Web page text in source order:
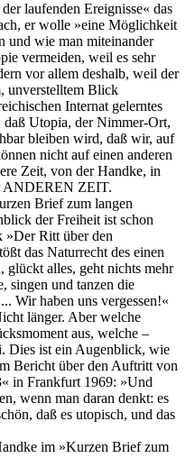
laufenden Ereignisse« das
er wolle »eine Möglichkeit
und wie man miteinander
vermeiden, weil es sehr
vor allem deshalb, weil der
unverstelltem Blick
Internat gelerntes
daß Utopia, der Nimmer-Ort,
bleiben wird, daß wir, auf
nicht auf einen anderen
Zeit, von der Handke, in
ANDEREN ZEIT.
Brief zum langen
der Freiheit ist schon
»Der Ritt über den
das Naturrecht des einen
glückt alles, geht nichts mehr
singen und tanzen die
Wir haben uns vergessen!«
länger. Aber welche
aus, welche –
Dies ist ein Augenblick, wie
Bericht über den Auftritt von
in Frankfurt 1969: »Und
wenn man daran denkt: es
daß es utopisch, und das
im »Kurzen Brief zum